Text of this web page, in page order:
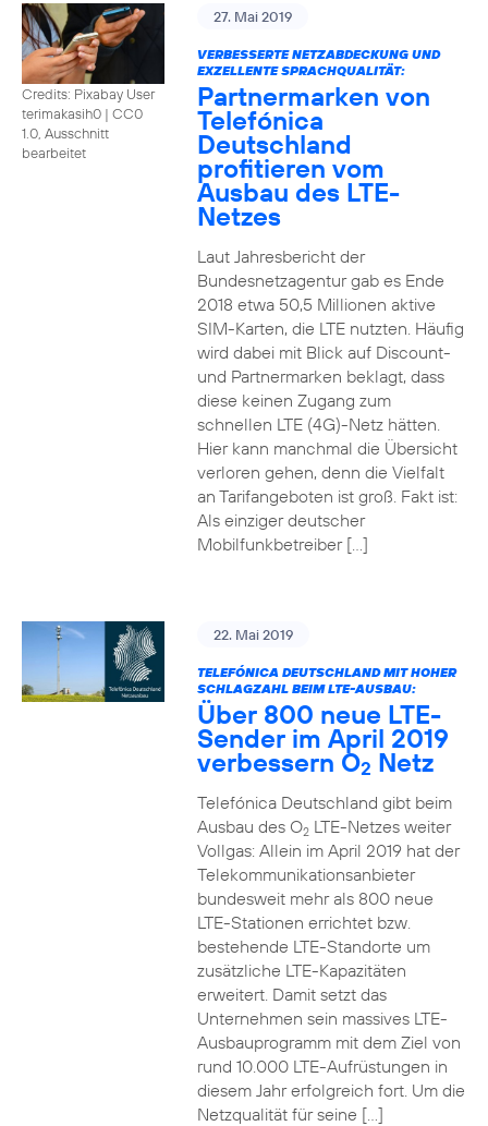
Credits: Pixabay User
terimakasih0 | CC0
1.0, Ausschnitt
bearbeitet
27. Mai 2019
VERBESSERTE NETZABDECKUNG UND
EXZELLENTE SPRACHQUALITÄT:
Partnermarken von
Telefónica
Deutschland
profitieren vom
Ausbau des LTE-
Netzes
Laut Jahresbericht der
Bundesnetzagentur gab es Ende
2018 etwa 50,5 Millionen aktive
SIM-Karten, die LTE nutzten. Häufig
wird dabei mit Blick auf Discount-
und Partnermarken beklagt, dass
diese keinen Zugang zum
schnellen LTE (4G)-Netz hätten.
Hier kann manchmal die Übersicht
verloren gehen, denn die Vielfalt
an Tarifangeboten ist groß. Fakt ist:
Als einziger deutscher
Mobilfunkbetreiber […]
22. Mai 2019
TELEFÓNICA DEUTSCHLAND MIT HOHER
SCHLAGZAHL BEIM LTE-AUSBAU:
Über 800 neue LTE-
Sender im April 2019
verbessern O2 Netz
Telefónica Deutschland gibt beim
Ausbau des O2LTE-Netzes weiter
Vollgas: Allein im April 2019 hat der
Telekommunikationsanbieter
bundesweit mehr als 800 neue
LTE-Stationen errichtet bzw.
bestehende LTE-Standorte um
zusätzliche LTE-Kapazitäten
erweitert. Damit setzt das
Unternehmen sein massives LTE-
Ausbauprogramm mit dem Ziel von
rund 10.000 LTE-Aufrüstungen in
diesem Jahr erfolgreich fort. Um die
Netzqualität für seine […]